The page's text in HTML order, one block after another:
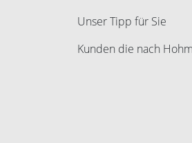
Unser Tipp für Sie
Kunden die nach